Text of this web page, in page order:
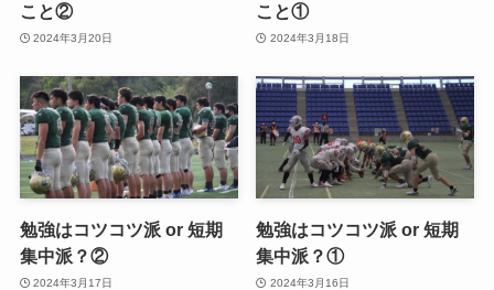
こと②
2024年3月20日
こと①
2024年3月18日
勉強はコツコツ派 or 短期
集中派？②
2024年3月17日
勉強はコツコツ派 or 短期
集中派？①
2024年3月16日